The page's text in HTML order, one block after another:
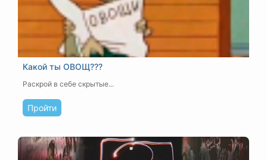
Какой ты ОВОЩ???
Раскрой в себе скрытые...
Пройти